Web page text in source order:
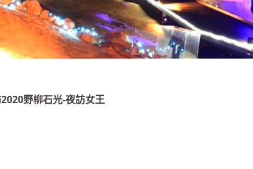
野柳石光-夜訪女王